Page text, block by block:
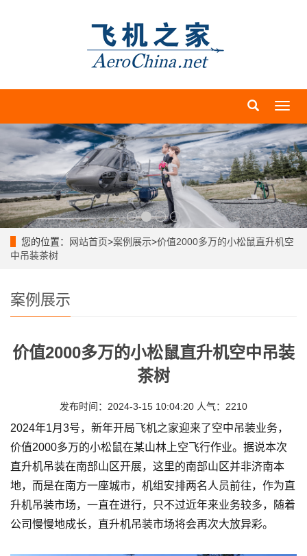
导
菜
单
您的位置： 网站首页>案例展示>价值2000多万的小松鼠直升机空
中吊装茶树
案例展示
价值2000多万的小松鼠直升机空中吊装
茶树
发布时间：2024-3-15 10:04:20 人气：2210
2024年1月3号，新年开局飞机之家迎来了空中吊装业务，
价值2000多万的小松鼠在某山林上空飞行作业。据说本次
直升机吊装在南部山区开展，这里的南部山区并非济南本
地，而是在南方一座城市，机组安排两名人员前往，作为直
升机吊装市场，一直在进行，只不过近年来业务较多，随着
公司慢慢地成长，直升机吊装市场将会再次大放异彩。